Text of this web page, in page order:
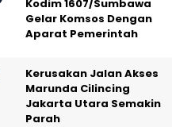
Kodim 1607/Sumbawa
Gelar Komsos Dengan
Aparat Pemerintah
Kerusakan Jalan Akses
Marunda Cilincing
Jakarta Utara Semakin
Parah